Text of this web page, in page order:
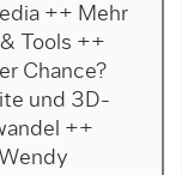
++ Mehr
Tools ++
Chance?
und 3D-
++